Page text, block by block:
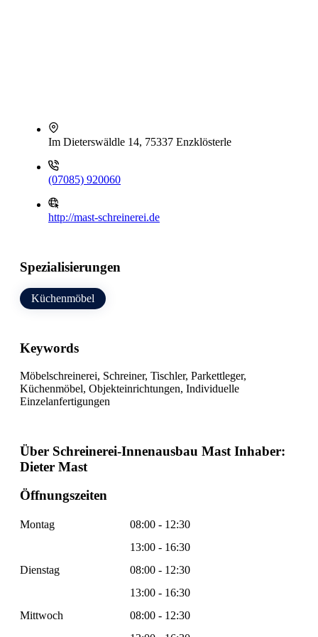
Im Dieterswäldle 14, 75337 Enzklösterle
(07085) 920060
http://mast-schreinerei.de
Spezialisierungen
Küchenmöbel
Keywords
Möbelschreinerei, Schreiner, Tischler, Parkettleger,
Küchenmöbel, Objekteinrichtungen, Individuelle
Einzelanfertigungen
Über Schreinerei-Innenausbau Mast Inhaber:
Dieter Mast
Öffnungszeiten
Montag
08:00 - 12:30
13:00 - 16:30
Dienstag
08:00 - 12:30
13:00 - 16:30
Mittwoch
08:00 - 12:30